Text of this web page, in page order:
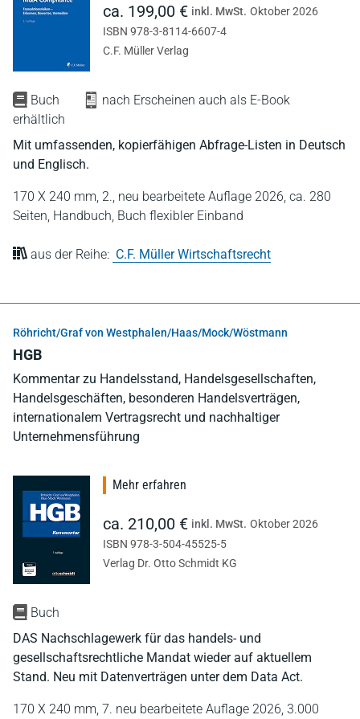
Buch
nach Erscheinen auch als E-Book
erhältlich
Mit umfassenden, kopierfähigen Abfrage-Listen in Deutsch
und Englisch.
170 X 240 mm, 2., neu bearbeitete Auflage 2026, ca. 280
Seiten, Handbuch, Buch flexibler Einband
aus der Reihe: C.F. Müller Wirtschaftsrecht
ca. 199,00 € inkl. MwSt. Oktober 2026
ISBN 978-3-8114-6607-4
C.F. Müller Verlag
Röhricht/Graf von Westphalen/Haas/Mock/Wöstmann
HGB
Kommentar zu Handelsstand, Handelsgesellschaften,
Handelsgeschäften, besonderen Handelsverträgen,
internationalem Vertragsrecht und nachhaltiger
Unternehmensführung
Buch
DAS Nachschlagewerk für das handels- und
gesellschaftsrechtliche Mandat wieder auf aktuellem
Stand. Neu mit Datenverträgen unter dem Data Act.
170 X 240 mm, 7. neu bearbeitete Auflage 2026, 3.000
Mehr erfahren
ca. 210,00 € inkl. MwSt. Oktober 2026
ISBN 978-3-504-45525-5
Verlag Dr. Otto Schmidt KG